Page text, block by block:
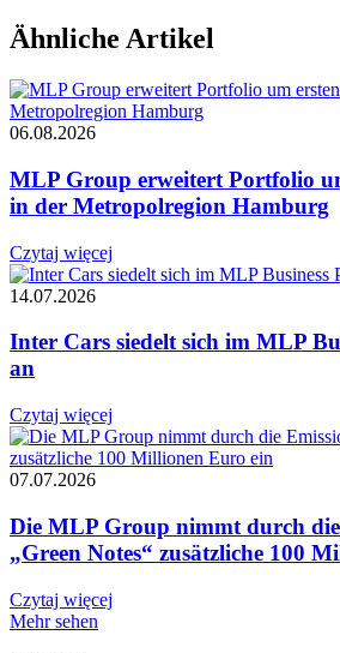
Ähnliche Artikel
06.08.2026
MLP Group erweitert Portfolio
in der Metropolregion Hamburg
Czytaj więcej
14.07.2026
Inter Cars siedelt sich im MLP
an
Czytaj więcej
07.07.2026
Die MLP Group nimmt durch
„Green Notes“ zusätzliche 100
Czytaj więcej
Mehr sehen